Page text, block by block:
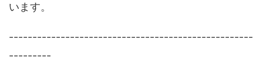
います。
----------------------------------------------------
---------